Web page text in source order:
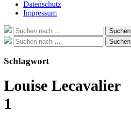
Datenschutz
Impressum
Suche
nach:
Suchen
Suche
nach:
Suchen
Schlagwort
Louise Lecavalier
1